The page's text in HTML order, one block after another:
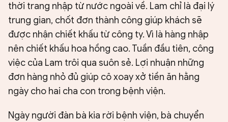
thời trang nhập từ nước ngoài về. Lam chỉ là đại lý
trung gian, chốt đơn thành công giúp khách sẽ
được nhận chiết khấu từ công ty. Vì là hàng nhập
nên chiết khấu hoa hồng cao. Tuần đầu tiên, công
việc của Lam trôi qua suôn sẻ. Lợi nhuận những
đơn hàng nhỏ đủ giúp cô xoay xở tiền ăn hằng
ngày cho hai cha con trong bệnh viện.
Ngày người đàn bà kia rời bệnh viện, bà chuyển